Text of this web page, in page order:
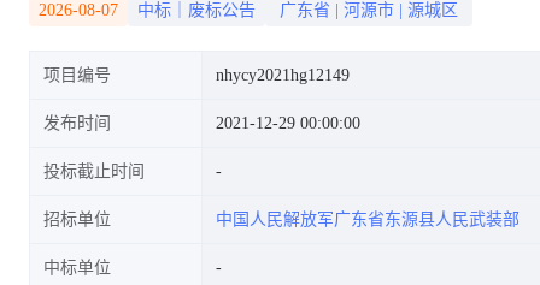
号:nhycy2021hg12149)废标公告
2026-08-07 中标｜废标公告 广东省 河源市 源城区
项目编号 nhycy2021hg12149
发布时间 2021-12-29 00:00:00
投标截止时间
招标单位 中国人民解放军广东省东源县人民武装部
中标单位